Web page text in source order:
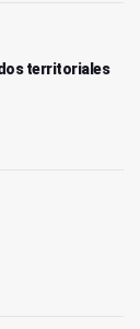
territoriales